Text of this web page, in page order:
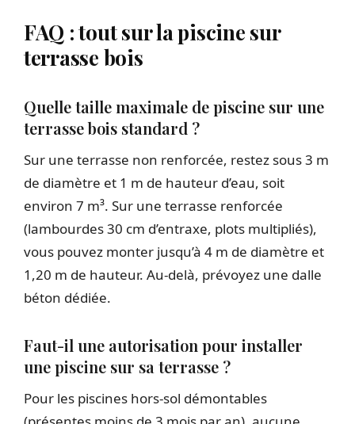
FAQ : tout sur la piscine sur
terrasse bois
Quelle taille maximale de piscine sur une
terrasse bois standard ?
Sur une terrasse non renforcée, restez sous 3 m
de diamètre et 1 m de hauteur d’eau, soit
environ 7 m³. Sur une terrasse renforcée
(lambourdes 30 cm d’entraxe, plots multipliés),
vous pouvez monter jusqu’à 4 m de diamètre et
1,20 m de hauteur. Au-delà, prévoyez une dalle
béton dédiée.
Faut-il une autorisation pour installer
une piscine sur sa terrasse ?
Pour les piscines hors-sol démontables